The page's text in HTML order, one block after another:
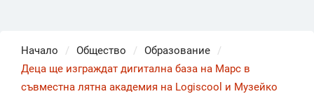
Начало Общество
Образование
Деца ще изграждат дигитална база на Марс в
съвместна лятна академия на Logiscool и Музейко